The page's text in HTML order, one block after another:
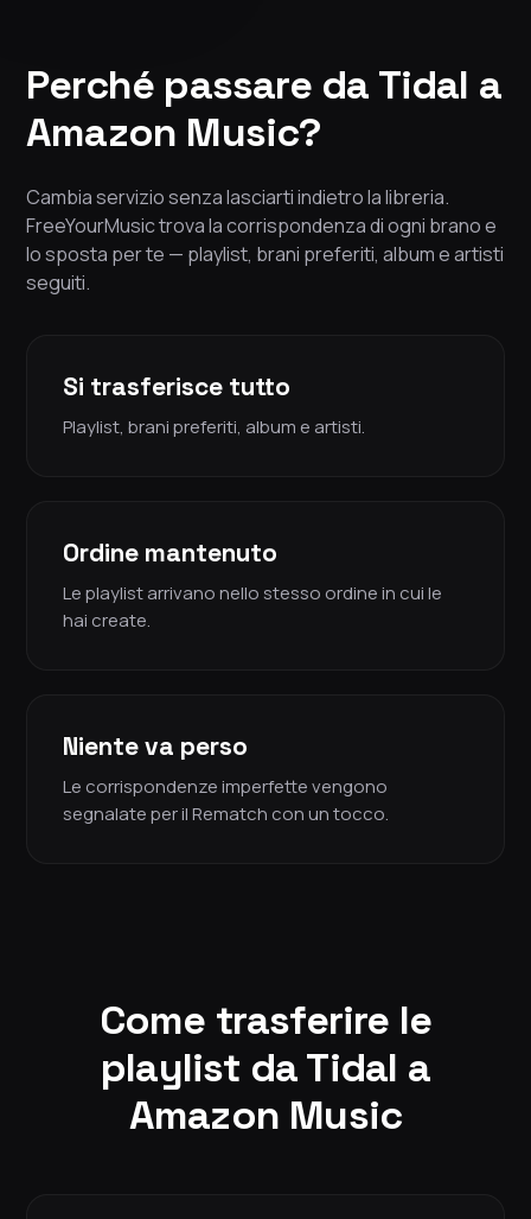
Perché passare da Tidal a
Amazon Music?
Cambia servizio senza lasciarti indietro la libreria.
FreeYourMusic trova la corrispondenza di ogni brano e
lo sposta per te — playlist, brani preferiti, album e artisti
seguiti.
Si trasferisce tutto
Playlist, brani preferiti, album e artisti.
Ordine mantenuto
Le playlist arrivano nello stesso ordine in cui le
hai create.
Niente va perso
Le corrispondenze imperfette vengono
segnalate per il Rematch con un tocco.
Come trasferire le
playlist da Tidal a
Amazon Music